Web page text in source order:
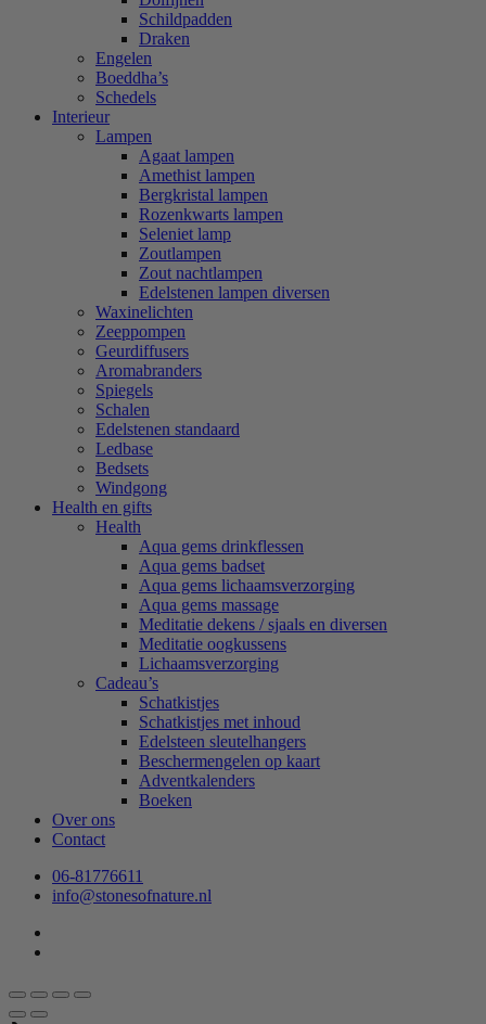
Schildpadden
Draken
Engelen
Boeddha’s
Schedels
Interieur
Lampen
Agaat lampen
Amethist lampen
Bergkristal lampen
Rozenkwarts lampen
Seleniet lamp
Zoutlampen
Zout nachtlampen
Edelstenen lampen diversen
Waxinelichten
Zeeppompen
Geurdiffusers
Aromabranders
Spiegels
Schalen
Edelstenen standaard
Ledbase
Bedsets
Windgong
Health en gifts
Health
Aqua gems drinkflessen
Aqua gems badset
Aqua gems lichaamsverzorging
Aqua gems massage
Meditatie dekens / sjaals en diversen
Meditatie oogkussens
Lichaamsverzorging
Cadeau’s
Schatkistjes
Schatkistjes met inhoud
Edelsteen sleutelhangers
Beschermengelen op kaart
Adventkalenders
Boeken
Over ons
Contact
06-81776611
info@stonesofnature.nl